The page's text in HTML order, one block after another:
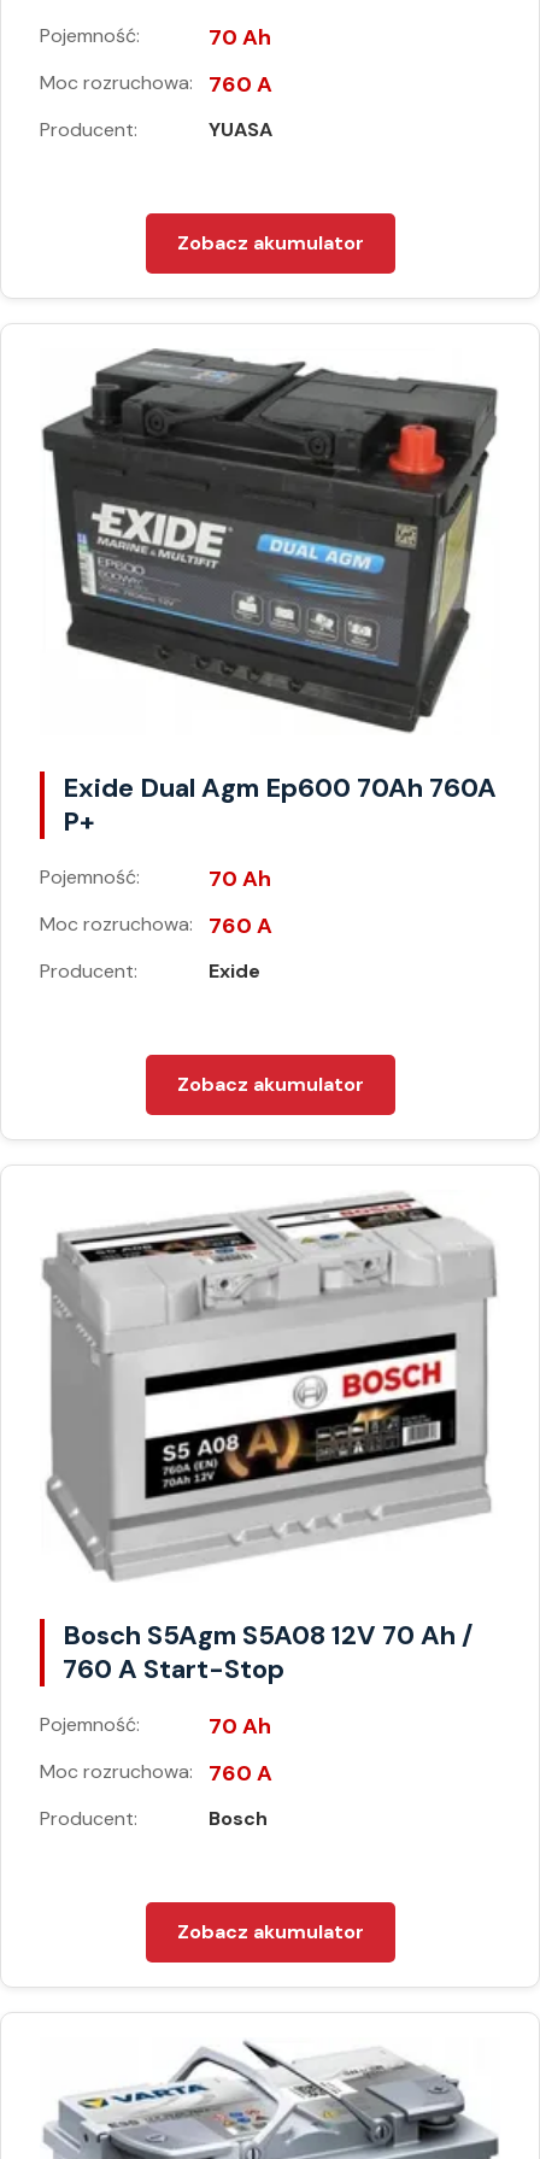
Pojemność: 70 Ah
Moc rozruchowa: 760 A
Producent: YUASA
Zobacz akumulator
Exide Dual Agm Ep600 70Ah 760A
P+
Pojemność: 70 Ah
Moc rozruchowa: 760 A
Producent: Exide
Zobacz akumulator
Bosch S5Agm S5A08 12V 70 Ah /
760 A Start-Stop
Pojemność: 70 Ah
Moc rozruchowa: 760 A
Producent: Bosch
Zobacz akumulator